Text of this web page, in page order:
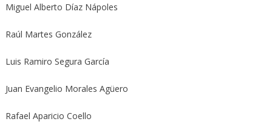
Miguel Alberto Díaz Nápoles
Raúl Martes González
Luis Ramiro Segura García
Juan Evangelio Morales Agüero
Rafael Aparicio Coello